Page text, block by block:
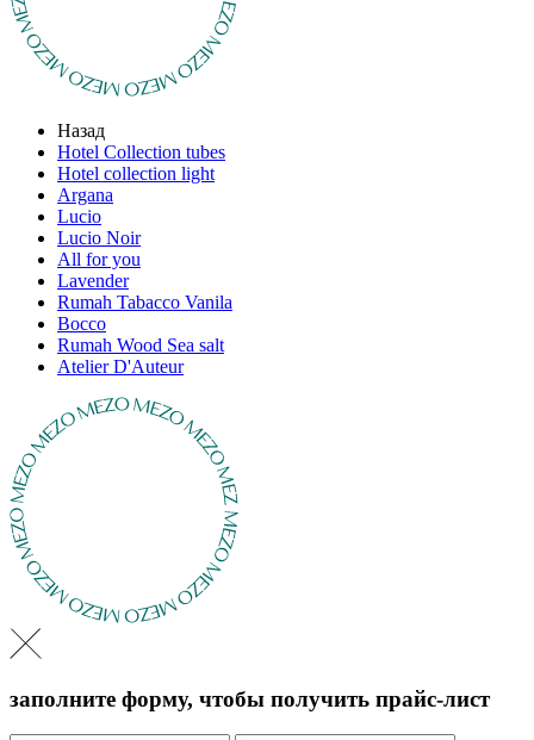
Назад
Hotel Collection tubes
Hotel collection light
Argana
Lucio
Lucio Noir
All for you
Lavender
Rumah Tabacco Vanila
Bocco
Rumah Wood Sea salt
Atelier D'Auteur
заполните форму, чтобы получить прайс-лист